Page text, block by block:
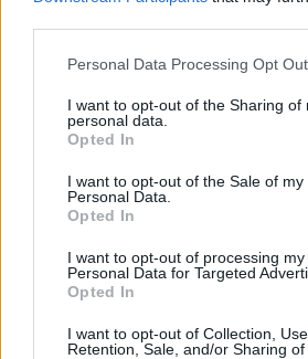
Please note that this website/app uses
not limited to your visit or usage
grant or deny consent to Google and
use your data for below specified
consent section.
Personal Data Processing Opt
I want to opt-out of the Sharing of
personal data.
Opted In
I want to opt-out of the Sale of my
Personal Data.
Opted In
I want to opt-out of processing my
Personal Data for Targeted
Opted In
I want to opt-out of Collection, Use,
Retention, Sale, and/or Sharing of
Σε ό,τι αφορά το θέμα της
το οποίο του ασκήθηκε έντονη
ανεργία, αλλά ανέφερε ότι μέχρι